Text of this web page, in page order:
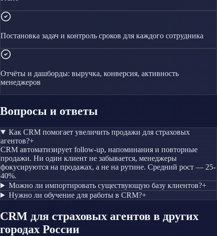
Постановка задач и контроль сроков для каждого сотрудника
Отчёты и дашборды: выручка, конверсия, активность
менеджеров
Вопросы и ответы
Как CRM помогает увеличить продажи для страховых
агентов?+
CRM автоматизирует follow-up, напоминания и повторные
продажи. Ни один клиент не забывается, менеджеры
фокусируются на продажах, а не на рутине. Средний рост — 25-
40%.
Можно ли импортировать существующую базу клиентов?+
Нужно ли обучение для работы в CRM?+
CRM для страховых агентов в других
городах России